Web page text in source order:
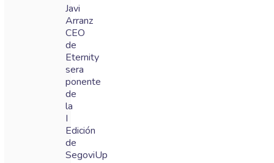
Javi
Arranz
CEO
de
Eternity
sera
ponente
de
la
I
Edición
de
SegoviUp